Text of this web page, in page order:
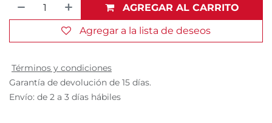
AGREGAR AL CARRITO
Agregar a la lista de deseos
Términos y condiciones
Garantía de devolución de 15 días.
Envío: de 2 a 3 días hábiles